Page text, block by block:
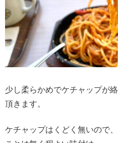
少し柔らかめでケチャップが
頂きます。
ケチャップはくどく無いので